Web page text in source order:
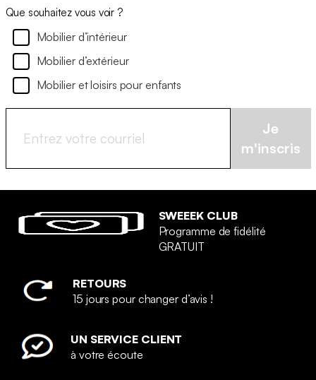
Que souhaitez vous voir ?
Mobilier d’intérieur
Mobilier d’extérieur
Mobilier et loisirs pour enfants
Je
m'inscris
SWEEEK CLUB
Programme de fidélité
GRATUIT
RETOURS
15 jours pour changer d’avis !
UN SERVICE CLIENT
à votre écoute